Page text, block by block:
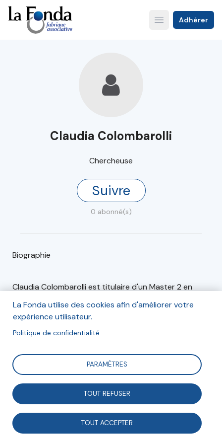
Aller
au
contenu
principal
Open main menu
Adhérer
Claudia Colombarolli
Chercheuse
Suivre
0 abonné(s)
Biographie
Claudia Colombarolli est titulaire d'un Master 2 en
l'université de Turin, et d'un Master 2 en économie
sociale et solidaire et innovation sociale à Sciences Po
Bordeaux.
Elle effectue en 2019 un stage à l'Apesa, centre
technologique de recherche en environnement et
maîtrise des risques.
Articles (1) Événements (0)
La Fonda utilise des cookies afin d'améliorer votre
expérience utilisateur.
Politique de confidentialité
PARAMÈTRES
TOUT REFUSER
TOUT ACCEPTER